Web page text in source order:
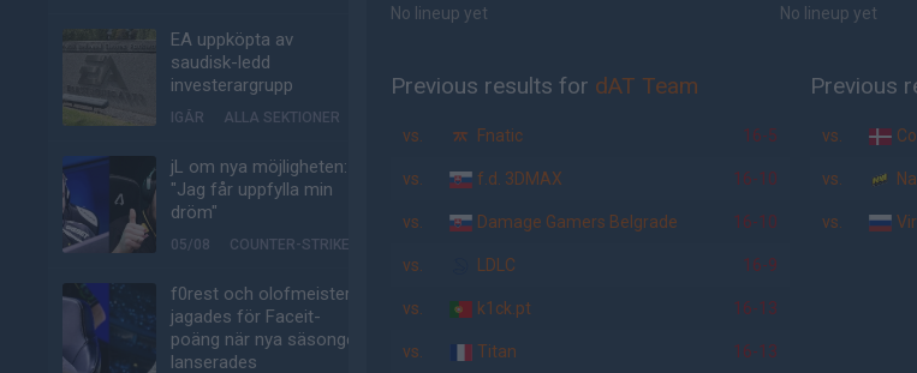
EA uppköpta av
saudisk-ledd
investerargrupp
IGÅR ALLA SEKTIONER
jL om nya möjligheten:
"Jag får uppfylla min
dröm"
05/08 COUNTER-STRIKE
f0rest och olofmeister
jagades för Faceit-
poäng när nya säsongen
lanserades
No lineup yet No lineup yet
Previous results for dAT Team
vs. Fnatic 16-5
vs. f.d. 3DMAX 16-10
vs. Damage Gamers Belgrade 16-10
vs. LDLC 16-9
vs. k1ck.pt 16-13
vs. Titan 16-13
Previous
vs.
vs.
vs.